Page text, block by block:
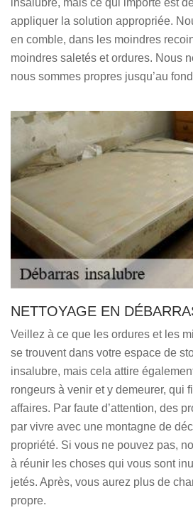
insalubre, mais ce qui importe est
appliquer la solution appropriée.
en comble, dans les moindres
moindres saletés et ordures. Nous
nous sommes propres jusqu’au
NETTOYAGE EN
Veillez à ce que les ordures et les
se trouvent dans votre espace de
insalubre, mais cela attire
rongeurs à venir et y demeurer, qui
affaires. Par faute d’attention, des
par vivre avec une montagne de
propriété. Si vous ne pouvez pas,
à réunir les choses qui vous sont
jetés. Après, vous aurez plus de
propre.